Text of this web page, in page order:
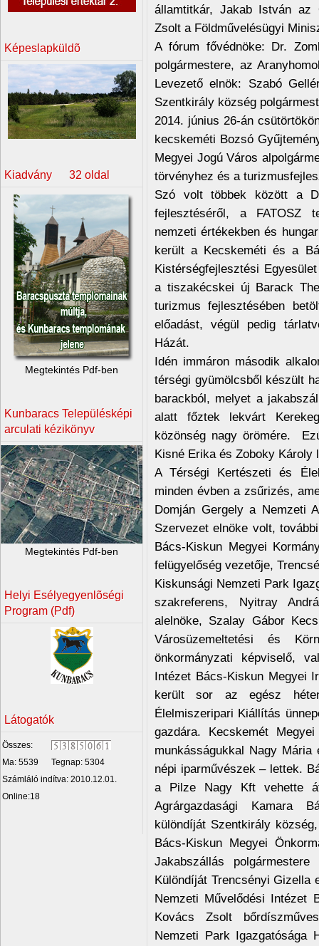
Képeslapküldõ
Kiadvány 32 oldal
Megtekintés Pdf-ben
Kunbaracs Településképi
arculati kézikönyv
Megtekintés Pdf-ben
Helyi Esélyegyenlõségi
Program (Pdf)
Látogatók
Összes:
Ma: 5539
Tegnap: 5304
Számláló indítva: 2010.12.01.
Online:18
államtitkár, Jakab István az
Zsolt a Földművelésügyi
A fórum fővédnöke: Dr.
polgármestere, az
Levezető elnök: Szabó
Szentkirály község
2014. június 26-án
kecskeméti Bozsó
Megyei Jogú Város
törvényhez és a
Szó volt többek között a
fejlesztéséről, a FATOSZ
nemzeti értékekben és
került a Kecskeméti és a
Kistérségfejlesztési
a tiszakécskei új Barack
turizmus fejlesztésében
előadást, végül pedig
Házát.
Idén immáron második
térségi gyümölcsből készült
barackból, melyet a
alatt főztek lekvárt
közönség nagy örömére.
Kisné Erika és Zoboky Károly
A Térségi Kertészeti és
minden évben a zsűrizés,
Domján Gergely a Nemzeti
Szervezet elnöke volt,
Bács-Kiskun Megyei
felügyelőség vezetője,
Kiskunsági Nemzeti Park
szakreferens, Nyitray
alelnöke, Szalay Gábor
Városüzemeltetési és
önkormányzati képviselő,
Intézet Bács-Kiskun Megyei
került sor az egész
Élelmiszeripari Kiállítás
gazdára. Kecskemét
munkásságukkal Nagy
népi iparművészek – lettek.
a Pilze Nagy Kft vehette
Agrárgazdasági Kamara
különdíját Szentkirály
Bács-Kiskun Megyei
Jakabszállás
Különdíját Trencsényi Gizella
Nemzeti Művelődési Intézet
Kovács Zsolt
Nemzeti Park Igazgatósága